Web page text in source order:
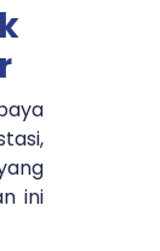
ini